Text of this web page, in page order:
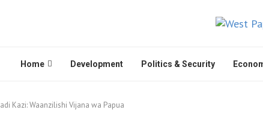
Home Development Politics & Security
Kazi: Waanzilishi Vijana wa Papua